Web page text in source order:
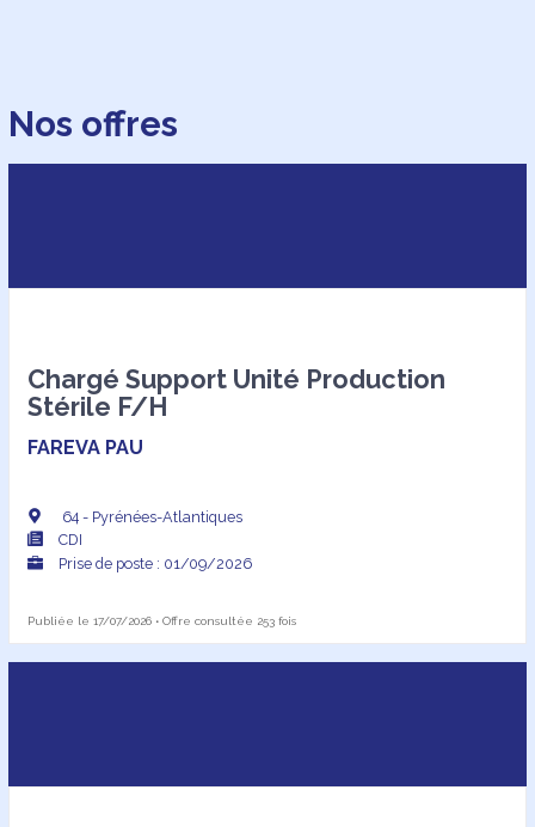
Nos offres
Chargé Support Unité Production
Stérile F/H
FAREVA PAU
64 - Pyrénées-Atlantiques
CDI
Prise de poste : 01/09/2026
Publiée le 17/07/2026 • Offre consultée 253 fois